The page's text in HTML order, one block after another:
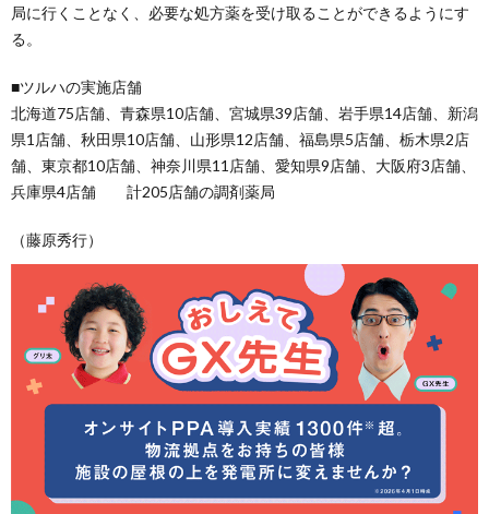
局に行くことなく、必要な処方薬を受け取ることができるようにす
る。
■ツルハの実施店舗
北海道75店舗、青森県10店舗、宮城県39店舗、岩手県14店舗、新潟
県1店舗、秋田県10店舗、山形県12店舗、福島県5店舗、栃木県2店
舗、東京都10店舗、神奈川県11店舗、愛知県9店舗、大阪府3店舗、
兵庫県4店舗 計205店舗の調剤薬局
（藤原秀行）